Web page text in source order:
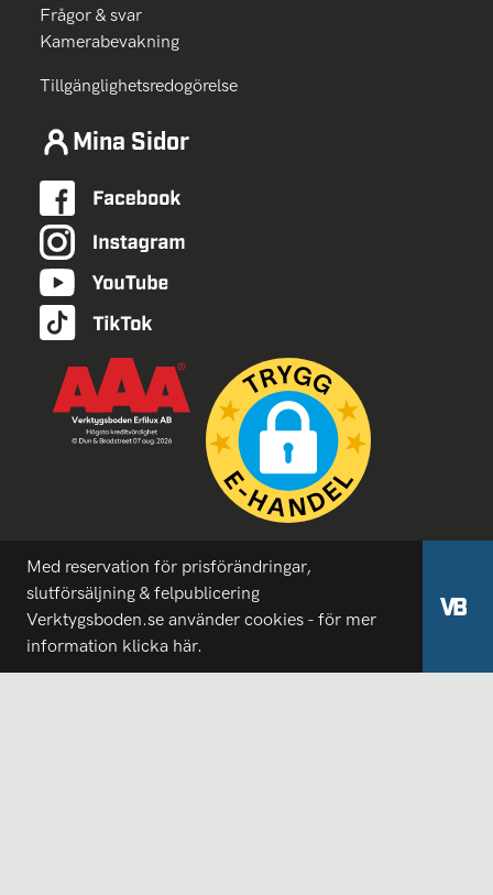
Frågor & svar
Kamerabevakning
Tillgänglighetsredogörelse
Mina Sidor
Med reservation för prisförändringar,
slutförsäljning & felpublicering
Verktygsboden.se använder cookies - för mer
information klicka här.